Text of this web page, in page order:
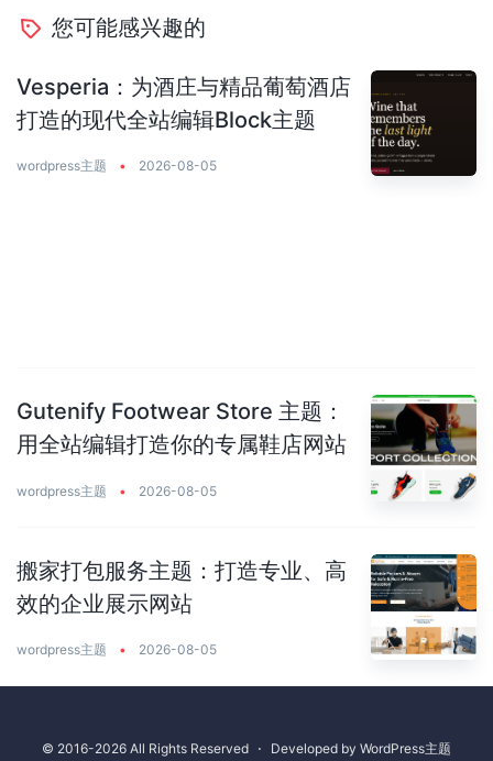
您可能感兴趣的
Vesperia：为酒庄与精品葡萄酒店
打造的现代全站编辑Block主题
wordpress主题 • 2026-08-05
Gutenify Footwear Store 主题：
用全站编辑打造你的专属鞋店网站
wordpress主题 • 2026-08-05
搬家打包服务主题：打造专业、高
效的企业展示网站
wordpress主题 • 2026-08-05
© 2016-2026 All Rights Reserved ⋅ Developed by WordPress主题